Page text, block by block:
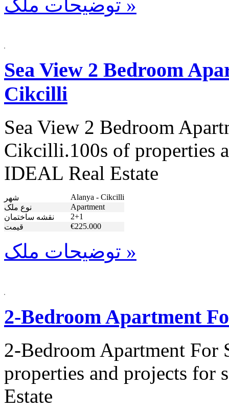
توضیحات ملک »
Sea View 2 Bedroom
Cikcilli
Sea View 2 Bedroom
Cikcilli.100s of properties
IDEAL Real Estate
شهر
Alanya - Cikcilli
نوع ملک
Apartment
نقشه ساختمان
2+1
قیمت
€225.000
توضیحات ملک »
2-Bedroom Apartment
2-Bedroom Apartment
properties and projects for
Estate